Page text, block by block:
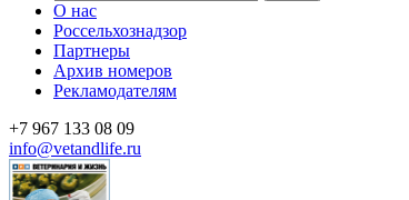
О нас
Россельхознадзор
Партнеры
Архив номеров
Рекламодателям
+7 967 133 08 09
info@vetandlife.ru